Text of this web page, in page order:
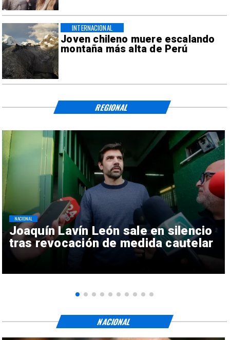
Joven chileno muere escalando
montaña más alta de Perú
INTERNACIONAL
Joaquín Lavín León sale en silencio
tras revocación de medida cautelar
NACIONAL
REGIONAL
NACIONAL